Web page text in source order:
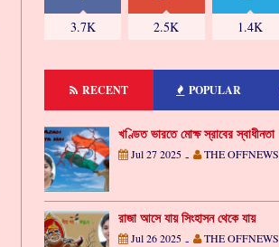
3.7K 2.5K 1.4K
RECENT POPULAR
খণ্ডিত ভারতে মোক্ষ স্রাবের স্বাধীনতা
Jul 27 2025 - THE OFFNEWS
রাজা আসে যায় সিংহাসন থেকে যায়
Jul 26 2025 - THE OFFNEWS